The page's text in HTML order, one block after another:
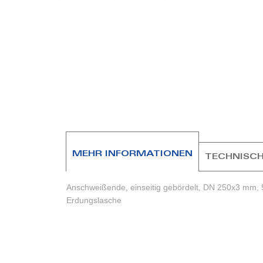
MEHR INFORMATIONEN
Anschweißende, einseitig gebördelt, DN 250x3
Erdungslasche